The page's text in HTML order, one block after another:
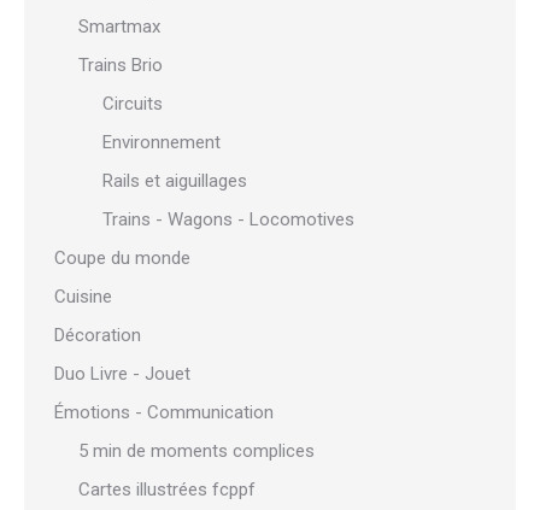
Smartmax
Trains Brio
Circuits
Environnement
Rails et aiguillages
Trains - Wagons - Locomotives
Coupe du monde
Cuisine
Décoration
Duo Livre - Jouet
Émotions - Communication
5 min de moments complices
Cartes illustrées fcppf